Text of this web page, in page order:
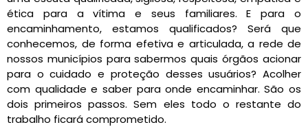
ética para a vítima e seus familiares. E para o
encaminhamento, estamos qualificados? Será que
conhecemos, de forma efetiva e articulada, a rede de
nossos municípios para sabermos quais órgãos acionar
para o cuidado e proteção desses usuários? Acolher
com qualidade e saber para onde encaminhar. São os
dois primeiros passos. Sem eles todo o restante do
trabalho ficará comprometido.